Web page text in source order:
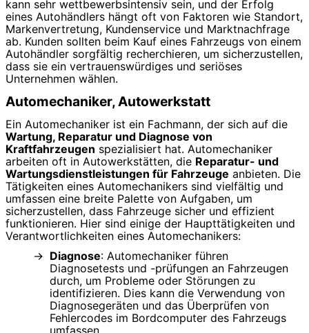
kann sehr wettbewerbsintensiv sein, und der Erfolg
eines Autohändlers hängt oft von Faktoren wie Standort,
Markenvertretung, Kundenservice und Marktnachfrage
ab. Kunden sollten beim Kauf eines Fahrzeugs von einem
Autohändler sorgfältig recherchieren, um sicherzustellen,
dass sie ein vertrauenswürdiges und seriöses
Unternehmen wählen.
Automechaniker, Autowerkstatt
Ein Automechaniker ist ein Fachmann, der sich auf die
Wartung, Reparatur und Diagnose von
Kraftfahrzeugen spezialisiert hat. Automechaniker
arbeiten oft in Autowerkstätten, die Reparatur- und
Wartungsdienstleistungen für Fahrzeuge anbieten. Die
Tätigkeiten eines Automechanikers sind vielfältig und
umfassen eine breite Palette von Aufgaben, um
sicherzustellen, dass Fahrzeuge sicher und effizient
funktionieren. Hier sind einige der Haupttätigkeiten und
Verantwortlichkeiten eines Automechanikers:
Diagnose: Automechaniker führen
Diagnosetests und -prüfungen an Fahrzeugen
durch, um Probleme oder Störungen zu
identifizieren. Dies kann die Verwendung von
Diagnosegeräten und das Überprüfen von
Fehlercodes im Bordcomputer des Fahrzeugs
umfassen.